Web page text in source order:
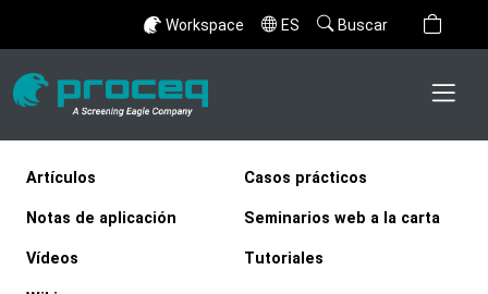
Workspace ES Buscar
Artículos Casos prácticos
Notas de aplicación Seminarios web a la carta
Vídeos Tutoriales